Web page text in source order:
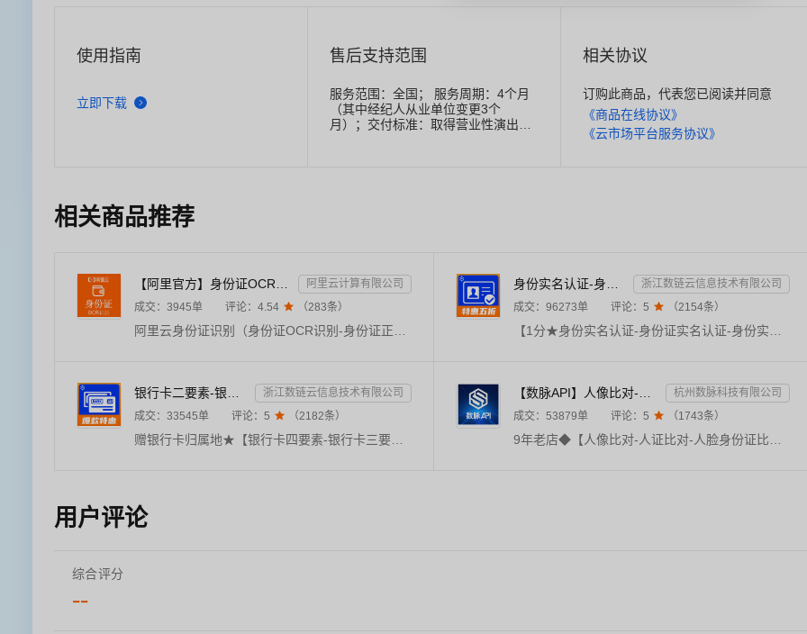
使用指南
立即下载
售后支持范围
服务范围：全国； 服务周期：4个月
（其中经纪人从业单位变更3个
月）；交付标准：取得营业性演出许
相关协议
订购此商品，代表您已阅读并同意
《商品在线协议》
《云市场平台服务协议》
相关商品推荐
阿里云计算有限公司
成交： 3945单 评论： 4.54  （283条）
浙江数链云信息技术有限公司
成交： 96273单 评论： 5  （2154条）
浙江数链云信息技术有限公司
成交： 33545单 评论： 5  （2182条）
杭州数脉科技有限公司
成交： 53879单 评论： 5  （1743条）
用户评论
综合评分
--